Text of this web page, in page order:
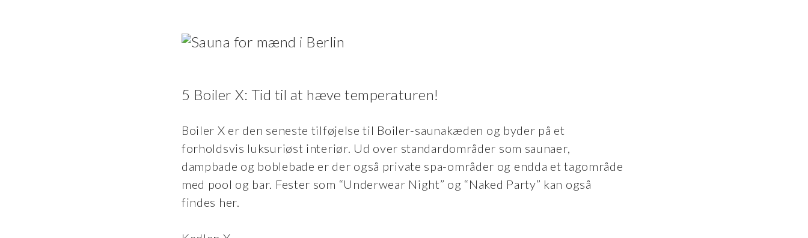
5 Boiler X: Tid til at hæve temperaturen!
Boiler X er den seneste tilføjelse til Boiler-saunakæden og byder på et
forholdsvis luksuriøst interiør. Ud over standardområder som saunaer,
dampbade og boblebade er der også private spa-områder og endda et tagområde
med pool og bar. Fester som “Underwear Night” og “Naked Party” kan også
findes her.